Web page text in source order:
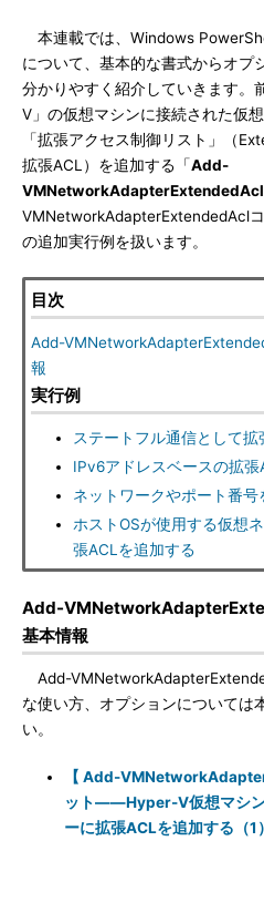
本連載では、Windows
について、基本的な書式からオプ
分かりやすく紹介していきます。
V」の仮想マシンに接続された仮
「拡張アクセス制御リスト」（
拡張ACL）を追加する「Add-
VMNetworkAdapterExtendedAcl
VMNetworkAdapterExtendedAcl
の追加実行例を扱います。
目次
Add-
報
実行例
ステートフル通信として
IPv6アドレスベースの拡
ネットワークやポート番号
ホストOSが使用する仮想
張ACLを追加する
Add-
基本情報
Add-
な使い方、オプションについては
い。
【 Add-
ット――Hyper-V仮想マシン
ーに拡張ACLを追加する（1）